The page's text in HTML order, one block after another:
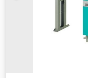
- 44 895 driftstimer
vedlikeholdsanvisning
550 x 360 x 500 mm
550 x 360 x 550 mm
kjøleaggregat: 25 kg
for ett sett